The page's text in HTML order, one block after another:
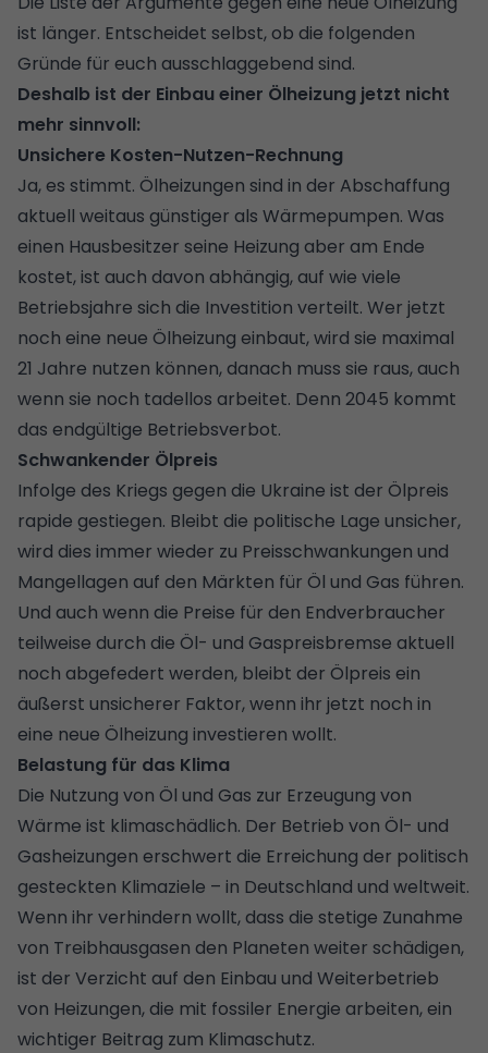
ist länger. Entscheidet selbst, ob die folgenden
Gründe für euch ausschlaggebend sind.
Deshalb ist der Einbau einer Ölheizung jetzt nicht
mehr sinnvoll:
Unsichere Kosten-Nutzen-Rechnung
Ja, es stimmt. Ölheizungen sind in der Abschaffung
aktuell weitaus günstiger als Wärmepumpen. Was
einen Hausbesitzer seine Heizung aber am Ende
kostet, ist auch davon abhängig, auf wie viele
Betriebsjahre sich die Investition verteilt. Wer jetzt
noch eine neue Ölheizung einbaut, wird sie maximal
21 Jahre nutzen können, danach muss sie raus, auch
wenn sie noch tadellos arbeitet. Denn 2045 kommt
das endgültige Betriebsverbot.
Schwankender Ölpreis
Infolge des Kriegs gegen die Ukraine ist der Ölpreis
rapide gestiegen. Bleibt die politische Lage unsicher,
wird dies immer wieder zu Preisschwankungen und
Mangellagen auf den Märkten für Öl und Gas führen.
Und auch wenn die Preise für den Endverbraucher
teilweise durch die Öl- und Gaspreisbremse aktuell
noch abgefedert werden, bleibt der Ölpreis ein
äußerst unsicherer Faktor, wenn ihr jetzt noch in
eine neue Ölheizung investieren wollt.
Belastung für das Klima
Die Nutzung von Öl und Gas zur Erzeugung von
Wärme ist klimaschädlich. Der Betrieb von Öl- und
Gasheizungen erschwert die Erreichung der politisch
gesteckten Klimaziele – in Deutschland und weltweit.
Wenn ihr verhindern wollt, dass die stetige Zunahme
von Treibhausgasen den Planeten weiter schädigen,
ist der Verzicht auf den Einbau und Weiterbetrieb
von Heizungen, die mit fossiler Energie arbeiten, ein
wichtiger Beitrag zum Klimaschutz.